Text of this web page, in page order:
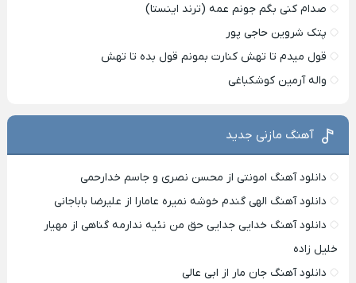
صدام کنی بگم جونم عمه (ترند اینستا)
پتک شروین حاجی پور
قول میدم تا تهش کنارت بمونم قول بده تا تهش
واله آرمین کوشکباغی
آهنگ مازنی جدید
دانلود آهنگ امونتی از محسن نصری و جاسم خدارحمی
دانلود آهنگ الهی گندم خوشه نمیره عامارا از علیرضا باباجانی
دانلود آهنگ خدایی جدایی حق من نئیه ندارمه گناهی از مهیار
خلیل زاده
دانلود آهنگ جان مار از ابی عالی